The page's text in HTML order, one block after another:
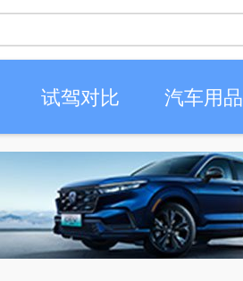
试驾对比 汽车用品